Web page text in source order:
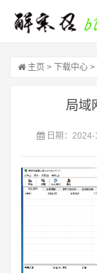
主页 > 下载中心 >
局域
日期：2024-